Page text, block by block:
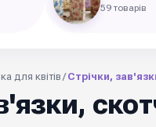
59 товарів
для квітів / Стрічки,